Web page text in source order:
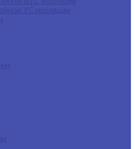
УС изоляции